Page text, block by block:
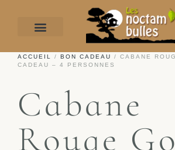
ACCUEIL / BON CADEAU
/ CABANE
CADEAU – 4 PERSONNES
Cabane
Rouge